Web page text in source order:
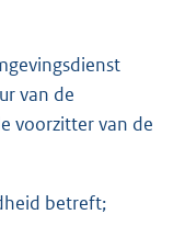
van de
voorzitter van de
betreft;